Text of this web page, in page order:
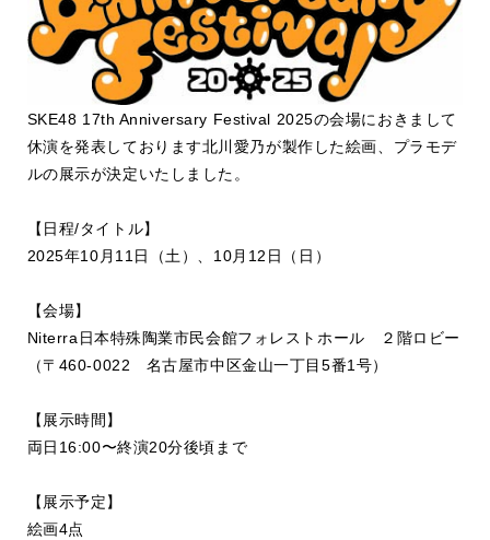
SKE48 17th Anniversary Festival 2025の会場におきまして
休演を発表しております北川愛乃が製作した絵画、プラモデ
ルの展示が決定いたしました。
【日程/タイトル】
2025年10月 11日（土）、 10月 12 日（日）
【会場】
Niterra日本特殊陶業市民会館フォレストホール ２階ロビー
（〒 460-0022 名古屋市中区金山一丁目 5番1号）
【展示時間】
両日 16:00〜終演20分後頃まで
【展示予定】
絵画4点